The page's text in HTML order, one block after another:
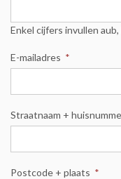
Enkel cijfers invullen aub,
E-mailadres *
Straatnaam +
Postcode + plaats *